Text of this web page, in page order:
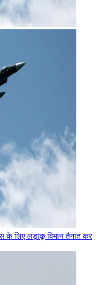
के लिए लड़ाकू विमान तैनात कर